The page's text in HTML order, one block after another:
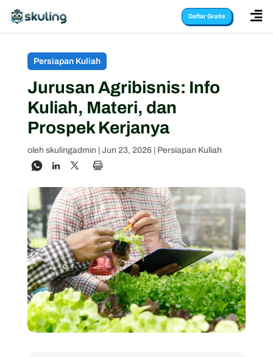
Daftar Gratis 
Persiapan Kuliah
Jurusan Agribisnis: Info
Kuliah, Materi, dan
Prospek Kerjanya
oleh skulingadmin Jun 23, 2026| Persiapan Kuliah